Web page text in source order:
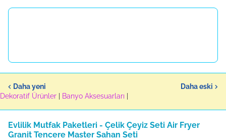
Daha yeni
Daha eski
Dekoratif Ürünler
Banyo Aksesuarları
Evlilik Mutfak Paketleri - Çelik Çeyiz Seti Air Fryer
Granit Tencere Master Sahan Seti